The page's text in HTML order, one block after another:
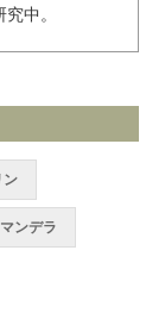
中。
ン
ンデラ